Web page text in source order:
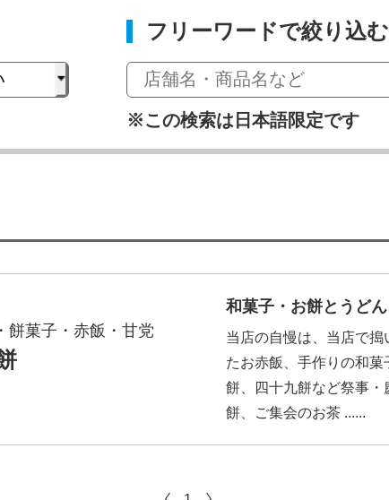
フリーワードで絞り込む
※この検索は日本語限定です
餅菓子・赤飯・甘党
和菓子・お餅とうどん
当店の自慢は、当店で
たお赤飯、手作りの和
餅、四十九餅など祭事
餅、ご集会のお茶 ......